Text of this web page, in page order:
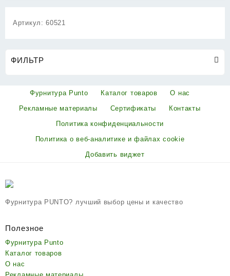
Артикул:60521
ФИЛЬТР
Фурнитура Punto Каталог товаров
О нас
Рекламные материалы
Сертификаты
Контакты
Политика конфиденциальности
Политика о веб-аналитике и файлах cookie
Добавить виджет
Фурнитура PUNTO? лучший выбор цены и качество
Полезное
Фурнитура Punto
Каталог товаров
О нас